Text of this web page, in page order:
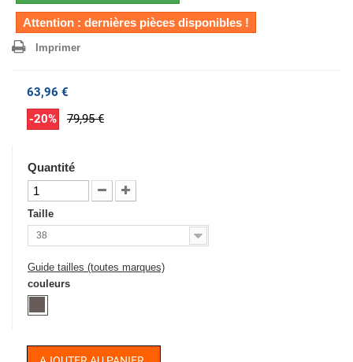
Attention : dernières pièces disponibles !
Imprimer
63,96 €
-20%
79,95 €
Quantité
Taille
38
Guide tailles (toutes marques)
couleurs